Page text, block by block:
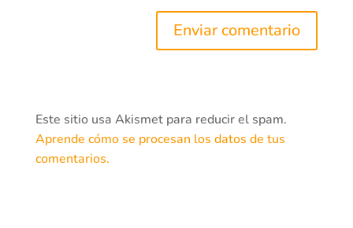
Este sitio usa Akismet para reducir el spam.
Aprende cómo se procesan los datos de tus
comentarios.